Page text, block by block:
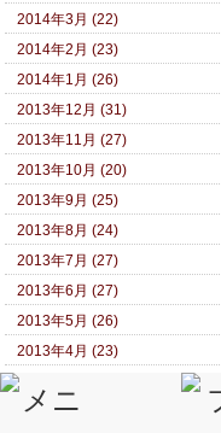
2014年3月 (22)
2014年2月 (23)
2014年1月 (26)
2013年12月 (31)
2013年11月 (27)
2013年10月 (20)
2013年9月 (25)
2013年8月 (24)
2013年7月 (27)
2013年6月 (27)
2013年5月 (26)
2013年4月 (23)
2013年3月 (21)
2013年2月 (23)